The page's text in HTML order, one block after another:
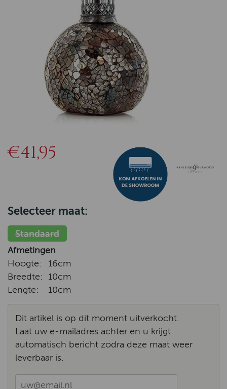
€41,95
Selecteer maat:
Standaard
Afmetingen
Hoogte:
16cm
Breedte:
10cm
Lengte:
10cm
Dit artikel is op dit moment uitverkocht.
Laat uw e-mailadres achter en u krijgt
automatisch bericht zodra deze maat weer
leverbaar is.